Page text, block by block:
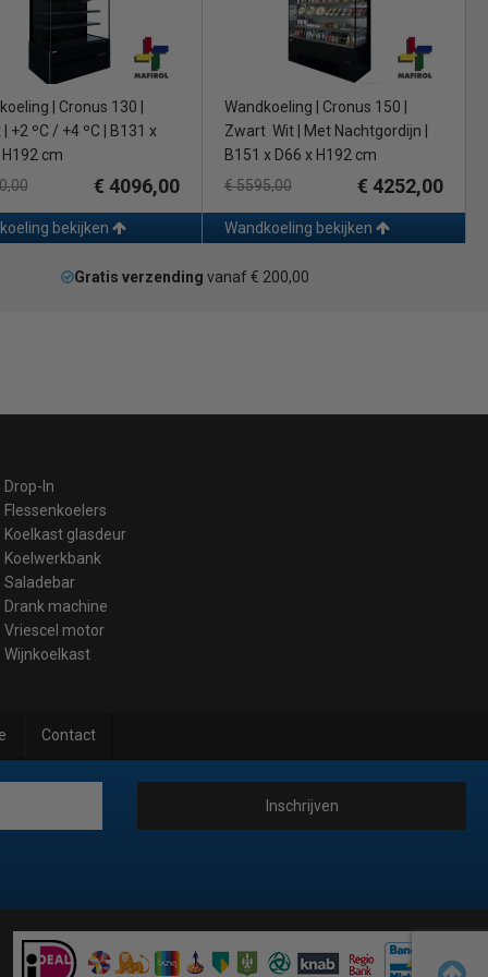
| Cronus 130 |
+2 ºC / +4 ºC | B131 x
H192 cm
€ 4096,00
bekijken
Wandkoeling | Cronus 150 |
Zwart Wit | Met Nachtgordijn |
B151 x D66 x H192 cm
€ 5595,00
€ 4252,00
Wandkoeling bekijken
Gratis verzending vanaf € 200,00
Drop-In
Flessenkoelers
Koelkast glasdeur
Koelwerkbank
Saladebar
Drank machine
Vriescel motor
Wijnkoelkast
Contact
Inschrijven